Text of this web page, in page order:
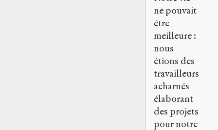
ne pouvait
être
meilleure :
nous
étions des
travailleurs
acharnés
élaborant
des projets
pour notre